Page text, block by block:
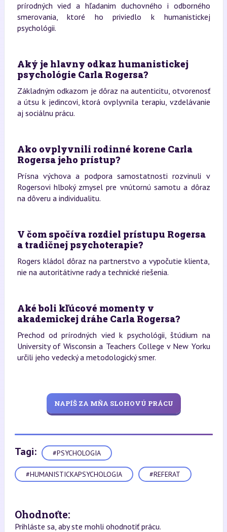
prírodných vied a hľadanim duchovného i odborného
smerovania, ktoré ho priviedlo k humanistickej
psychológii.
Aký je hlavny odkaz humanistickej
psychológie Carla Rogersa?
Základným odkazom je dôraz na autenticitu, otvorenosť
a útsu k jedincovi, ktorá ovplyvnila terapiu, vzdelávanie
aj sociálnu prácu.
Ako ovplyvnili rodinné korene Carla
Rogersa jeho prístup?
Prísna výchova a podpora samostatnosti rozvinuli v
Rogersovi hlboký zmysel pre vnútornú samotu a dôraz
na dôveru a individualitu.
V čom spočíva rozdiel prístupu Rogersa
a tradičnej psychoterapie?
Rogers kládol dôraz na partnerstvo a vypočutie klienta,
nie na autoritátivne rady a technické riešenia.
Aké boli kľúcové momenty v
akademickej dráhe Carla Rogersa?
Prechod od prírodných vied k psychológii, štúdium na
University of Wisconsin a Teachers College v New Yorku
určili jeho vedecký a metodologický smer.
NAPÍŠ ZA MŇA SLOHOVÚ PRÁCU
Tagi: #PSYCHOLOGIA
#HUMANISTICKAPSYCHOLOGIA #REFERAT
Ohodnoťte:
Prihláste sa, aby ste mohli ohodnotiť prácu.